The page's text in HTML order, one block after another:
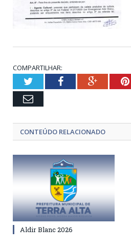
COMPARTILHAR:
TwitterFacebookGoogle+
Email
CONTEÚDO RELACIONADO
Aldir Blanc 2026